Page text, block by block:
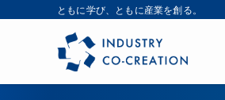
ともに学び、ともに産業を創る。